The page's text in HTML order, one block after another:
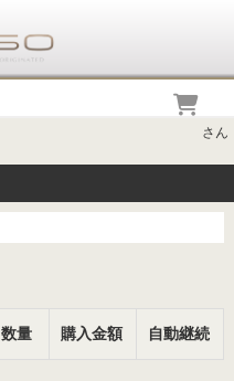
さん
数量 購入金額 自動継続